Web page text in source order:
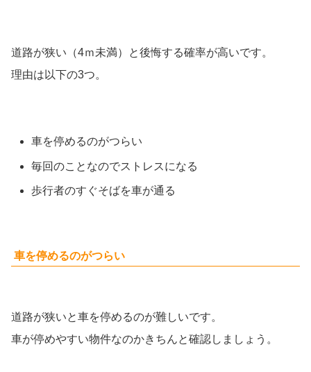
道路が狭い（4ｍ未満）と後悔する確率が高いです。
理由は以下の3つ。
車を停めるのがつらい
毎回のことなのでストレスになる
歩行者のすぐそばを車が通る
車を停めるのがつらい
道路が狭いと車を停めるのが難しいです。
車が停めやすい物件なのかきちんと確認しましょう。